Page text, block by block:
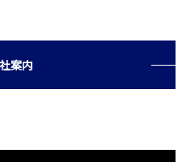
案内